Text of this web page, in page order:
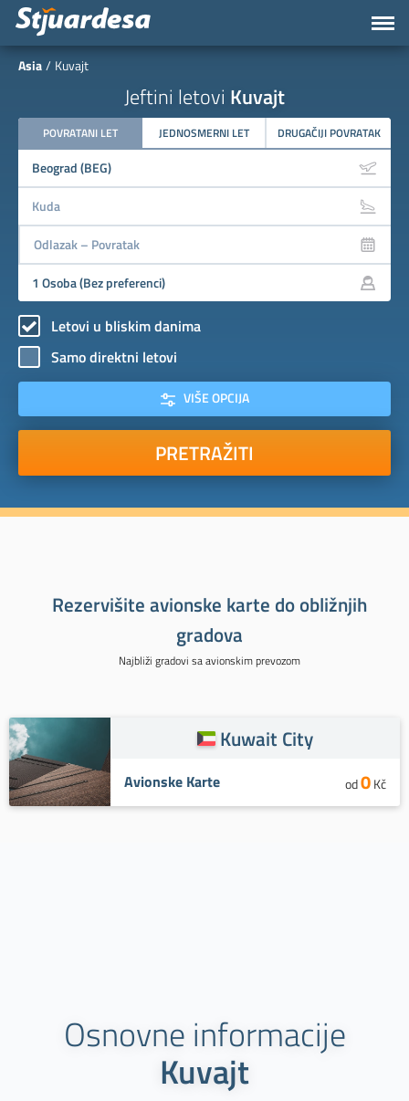
Asia Kuvajt
Jeftini letovi Kuvajt
POVRATANI LET JEDNOSMERNI LET DRUGAČIJI POVRATAK
Letovi u bliskim danima
Samo direktni letovi
VIŠE OPCIJA
PRETRAŽITI
Rezervišite avionske karte do obližnjih
gradova
Najbliži gradovi sa avionskim prevozom
Kuwait City
Avionske Karte od0Kč
Osnovne informacije
Kuvajt